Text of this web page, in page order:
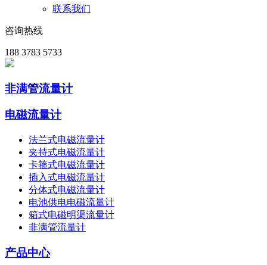
联系我们
咨询热线
188 3783 5733
非满管流量计
电磁流量计
法兰式电磁流量计
夹持式电磁流量计
卡箍式电磁流量计
插入式电磁流量计
分体式电磁流量计
电池供电电磁流量计
箱式电磁明渠流量计
非满管流量计
产品中心